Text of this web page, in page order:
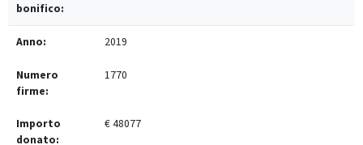
2019
1770
€ 48077